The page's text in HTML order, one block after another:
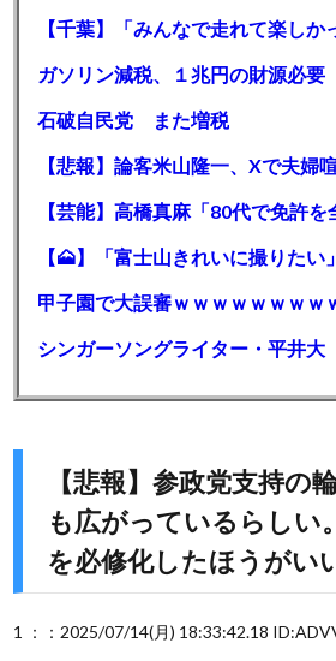
石破自民党 また増税
甲子園で大誤審ｗｗｗｗｗｗｗｗ
【悲報】参政党支持の
も広がっているらしい
を必修化したほうがい
1 ：：2025/07/14(月) 18:33:42.18